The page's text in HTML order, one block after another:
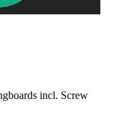
incl. Screw